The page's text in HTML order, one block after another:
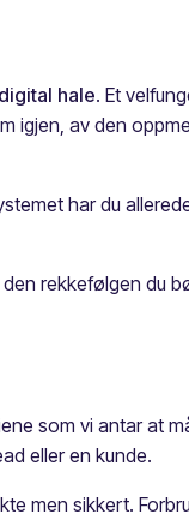
digital hale. Et
igjen, av den
har du
rekkefølgen du
som vi antar at
eller en kunde.
men sikkert.